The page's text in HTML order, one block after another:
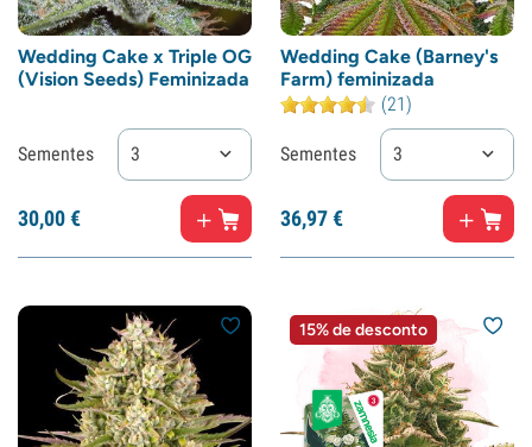
Wedding Cake x Triple OG
(Vision Seeds) Feminizada
Sementes 3
30,00€
Wedding Cake (Barney's
Farm) feminizada
(21)
Sementes 3
36,97€
15% de desconto